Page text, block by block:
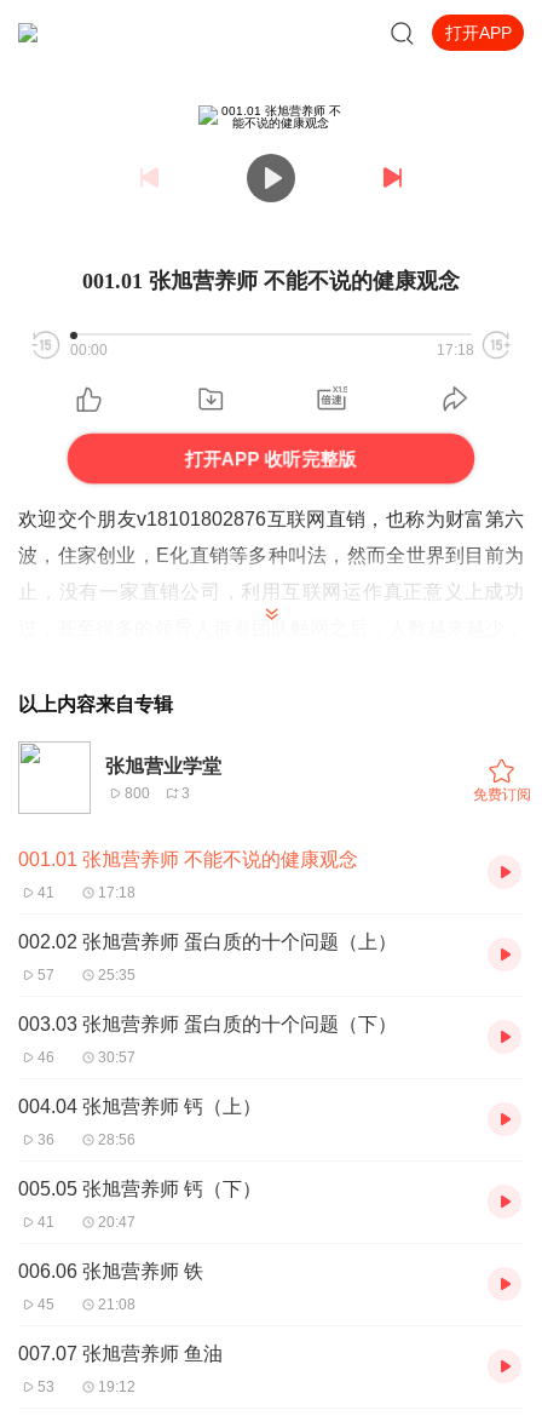
打开APP
001.01 张旭营养师 不能不说的健康观念
00:00 17:18
打开APP 收听完整版
欢迎交个朋友v18101802876互联网直销，也称为财富第六
波，住家创业，E化直销等多种叫法，然而全世界到目前为
止，没有一家直销公司，利用互联网运作真正意义上成功
意，直销生意在全世界本来就饱受质疑，人和人不见面，在
网上从事就像水中捞月一样不靠谱。大家一致认为，互联网
只是工具，不能改变经营生意的本质，但是您千万不要小
看，移动互联网和智能手机的结合，两者的结合不再只是简
单的工具，它的力量将颠覆你的想象，将在中国创造直销行
业的新历史、新机遇。如果您也有这方面的疑惑或者思考欢
波，住家创业，E化直销等多种叫法，然而全世界到目前为
过，甚至很多的领导人带着团队触网之后，人数越来越少，
最后得出结论，直销的本质是人与人、面对面高接触的生
意，直销生意在全世界本来就饱受质疑，人和人不见面，在
网上从事就像水中捞月一样不靠谱。大家一致认为，互联网
看，移动互联网和智能手机的结合，两者的结合不再只是简
业的新历史、新机遇。如果您也有这方面的疑惑或者思考，
很高兴认识您，我是从事数字化安利的网商创业教练，一
部手机，一台电脑，足不出户，没有开支，就能住家创业，
以上内容来自专辑
张旭营业学堂
800 3 免费订阅
001.01 张旭营养师 不能不说的健康观念
41 17:18
002.02 张旭营养师 蛋白质的十个问题（上）
57 25:35
003.03 张旭营养师 蛋白质的十个问题（下）
46 30:57
004.04 张旭营养师 钙（上）
36 28:56
005.05 张旭营养师 钙（下）
41 20:47
006.06 张旭营养师 铁
45 21:08
007.07 张旭营养师 鱼油
53 19:12